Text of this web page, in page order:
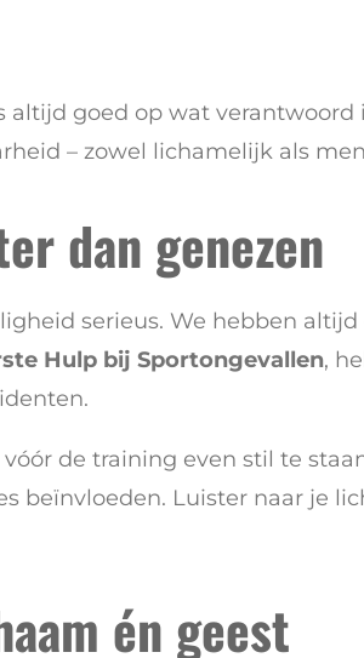
altijd goed op wat
– zowel lichamelijk als
dan genezen
serieus. We hebben
Hulp bij Sportongevallen,
de training even stil te
beïnvloeden. Luister naar je
én geest